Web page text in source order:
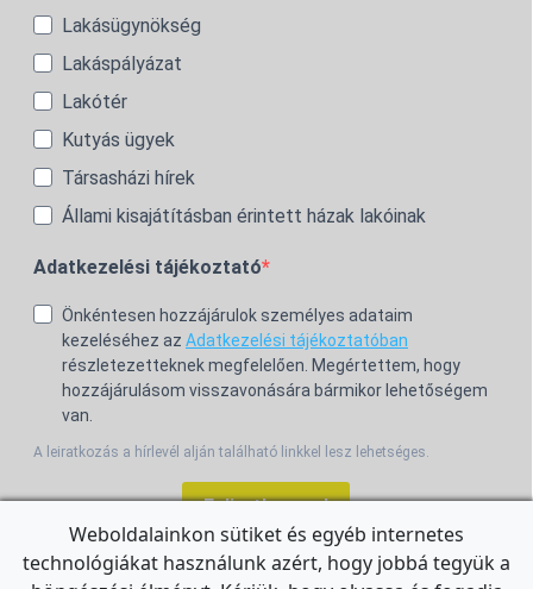
Lakásügynökség
Lakáspályázat
Lakótér
Kutyás ügyek
Társasházi hírek
Állami kisajátításban érintett házak lakóinak
Adatkezelési tájékoztató
Önkéntesen hozzájárulok személyes adataim
kezeléséhez az Adatkezelési tájékoztatóban
részletezetteknek megfelelően. Megértettem, hogy
hozzájárulásom visszavonására bármikor lehetőségem
van.
A leiratkozás a hírlevél alján található linkkel lesz lehetséges.
Feliratkozom!
Weboldalainkon sütiket és egyéb internetes
technológiákat használunk azért, hogy jobbá tegyük a